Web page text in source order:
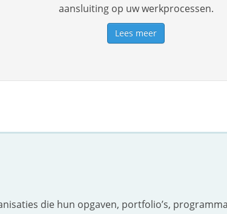
aansluiting op uw werkprocessen.
Lees meer
die hun opgaven, portfolio’s,